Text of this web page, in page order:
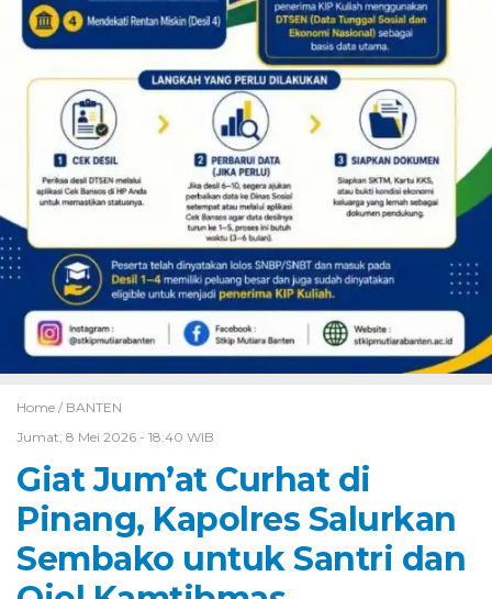
Home / BANTEN
Jumat, 8 Mei 2026 - 18:40 WIB
Giat Jum’at Curhat di
Pinang, Kapolres Salurkan
Sembako untuk Santri dan